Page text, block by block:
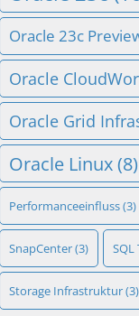
Oracle 23c
Oracle
Oracle Grid
Oracle Linux(8)
Performanceeinfluss(3)
SnapCenter(3) SQL
Storage Infrastruktur(3)